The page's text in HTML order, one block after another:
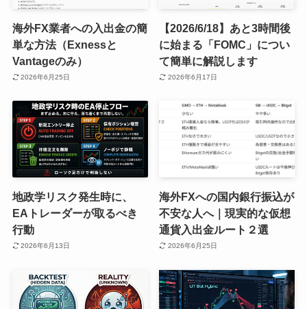
海外FX業者への入出金の簡
単な方法（Exnessと
Vantageのみ）
2026年6月25日
【2026/6/18】あと3時間後
に始まる「FOMC」につい
て簡単に解説します
2026年6月17日
地政学リスク発生時に、
EAトレーダーが取るべき
行動
2026年6月13日
海外FXへの国内銀行振込が
不安な人へ｜現実的な仮想
通貨入出金ルート２選
2026年6月25日